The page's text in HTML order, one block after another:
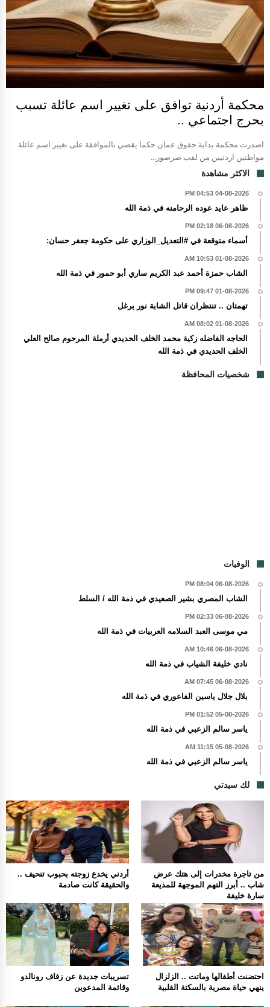
محكمة أردنية توافق على تغيير اسم عائلة تسبب
بحرج اجتماعي ..
اصدرت محكمة بداية حقوق عمان حكما يقضي بالموافقة على تغيير اسم عائلة
مواطنين اردنيين من لقب صرصور...
الاكثر مشاهدة
04-08-2026 04:53 PM
ظاهر عايد عوده الرحامنه في ذمة الله
06-08-2026 02:18 PM
أسماء متوقعة في #التعديل_الوزاري على حكومة جعفر حسان:
01-08-2026 10:53 AM
الشاب حمزة أحمد عبد الكريم ساري أبو حمور في ذمة الله
01-08-2026 09:47 PM
تهمتان .. تنتظران قاتل الشابة نور برغل
01-08-2026 08:02 AM
الحاجه الفاضله زكية محمد الخلف الحديدي أرملة المرحوم صالح العلي
الخلف الحديدي في ذمة الله
شخصيات المحافظة
الوفيات
06-08-2026 08:04 PM
الشاب المصري بشير الصعيدي في ذمة الله / السلط
06-08-2026 02:33 PM
مي موسى العبد السلامه العربيات في ذمة الله
06-08-2026 10:46 AM
نادي خليفة الشياب في ذمة الله
06-08-2026 07:45 AM
بلال جلال ياسين الفاعوري في ذمة الله
05-08-2026 01:52 PM
ياسر سالم الزعبي في ذمة الله
05-08-2026 11:15 AM
ياسر سالم الزعبي في ذمة الله
لك سيدتي
أردني يخدع زوجته بحبوب تنحيف ..
والحقيقة كانت صادمة
من تاجرة مخدرات إلى هتك عرض
شاب .. أبرز التهم الموجهة للمذيعة
سارة خليفة
تسريبات جديدة عن زفاف رونالدو
وقائمة المدعوين
احتضنت أطفالها وماتت .. الزلزال
ينهي حياة مصرية بالسكتة القلبية